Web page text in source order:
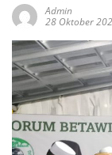
Admin
28 Oktober